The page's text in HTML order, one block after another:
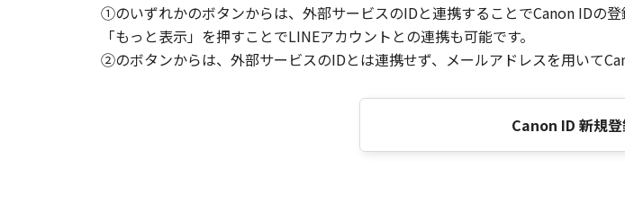
①のいずれかのボタンからは、外部サービスのIDと連携することでCanon IDの登
「もっと表示」を押すことでLINEアカウントとの連携も可能です。
②のボタンからは、外部サービスのIDとは連携せず、メールアドレスを用いて
Canon ID 新規